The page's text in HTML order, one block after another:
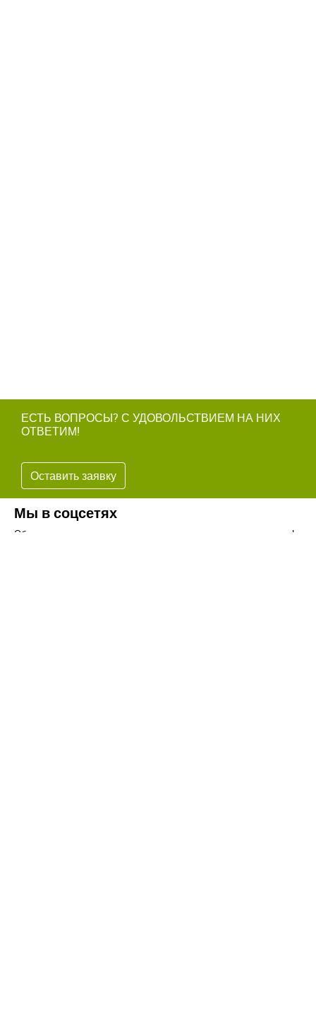
ЕСТЬ ВОПРОСЫ? С УДОВОЛЬСТВИЕМ НА НИХ
ОТВЕТИМ!
Оставить заявку
Мы в соцсетях
Обязательно подпишитесь на наши аккаунты в социальных сетях!